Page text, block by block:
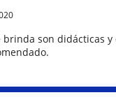
brinda son didácticas